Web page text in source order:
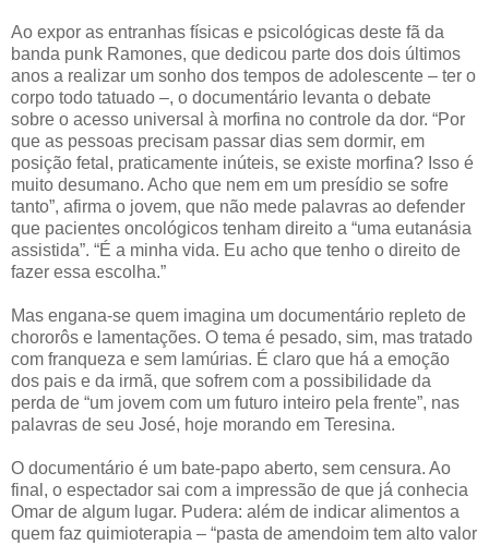
Ao expor as entranhas físicas e psicológicas deste fã da
banda punk Ramones, que dedicou parte dos dois últimos
anos a realizar um sonho dos tempos de adolescente – ter o
corpo todo tatuado –, o documentário levanta o debate
sobre o acesso universal à morfina no controle da dor. “Por
que as pessoas precisam passar dias sem dormir, em
posição fetal, praticamente inúteis, se existe morfina? Isso é
muito desumano. Acho que nem em um presídio se sofre
tanto”, afirma o jovem, que não mede palavras ao defender
que pacientes oncológicos tenham direito a “uma eutanásia
assistida”. “É a minha vida. Eu acho que tenho o direito de
fazer essa escolha.”
Mas engana-se quem imagina um documentário repleto de
chororôs e lamentações. O tema é pesado, sim, mas tratado
com franqueza e sem lamúrias. É claro que há a emoção
dos pais e da irmã, que sofrem com a possibilidade da
perda de “um jovem com um futuro inteiro pela frente”, nas
palavras de seu José, hoje morando em Teresina.
O documentário é um bate-papo aberto, sem censura. Ao
final, o espectador sai com a impressão de que já conhecia
Omar de algum lugar. Pudera: além de indicar alimentos a
quem faz quimioterapia – “pasta de amendoim tem alto valor